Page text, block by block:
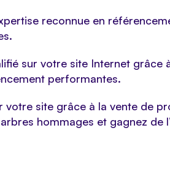
reconnue en
sur votre site Internet grâce
performantes.
votre site grâce à la vente de
hommages et gagnez de